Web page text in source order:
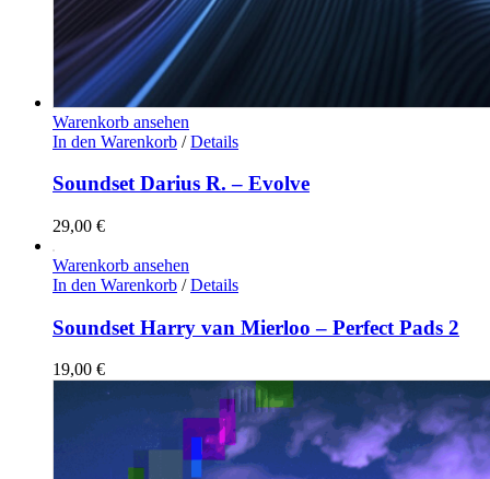
Warenkorb ansehen
In den Warenkorb / Details
Soundset Darius R. – Evolve
29,00 €
Warenkorb ansehen
In den Warenkorb / Details
Soundset Harry van Mierloo – Perfect Pads 2
19,00 €